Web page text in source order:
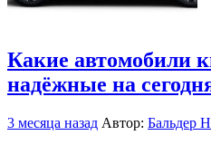
Какие автомобили
надёжные на
3 месяца назад Автор: Бальдер